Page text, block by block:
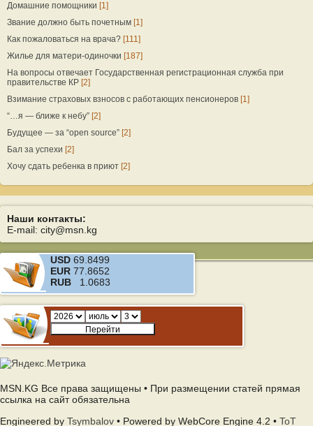
Домашние помощники [1]
Звание должно быть почетным [1]
Как пожаловаться на врача? [111]
Жилье для матери-одиночки [187]
На вопросы отвечает Государственная регистрационная служба при
правительстве КР [2]
Взимание страховых взносов с работающих пенсионеров [1]
“…я — ближе к небу” [2]
Будущее — за “open source” [2]
Бал за успехи [2]
Хочу сдать ребенка в приют [2]
Наши контакты:
E-mail: city@msn.kg
USD 69.8499
EUR 77.8652
RUB 1.0683
MSN.KG Все права защищены • При размещении статей прямая
ссылка на сайт обязательна
Engineered by Tsymbalov • Powered by WebCore Engine 4.2 • ToT